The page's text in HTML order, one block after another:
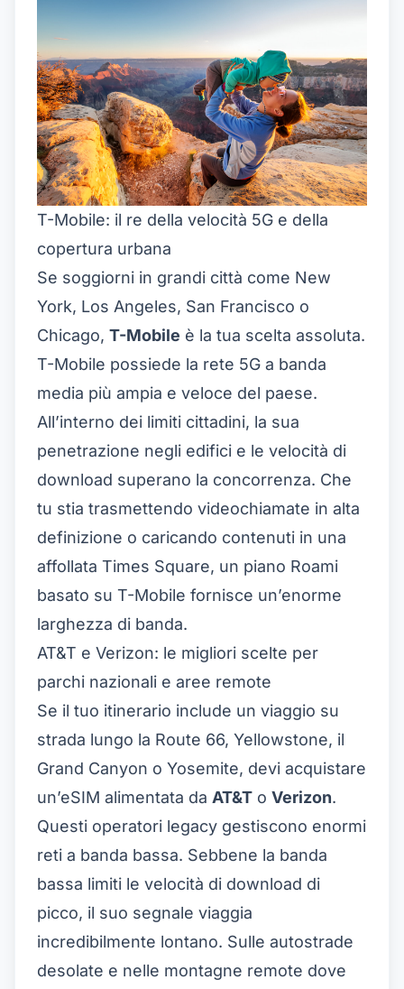
T-Mobile: il re della velocità 5G e della
copertura urbana
Se soggiorni in grandi città come New
York, Los Angeles, San Francisco o
Chicago, T-Mobile è la tua scelta assoluta.
T-Mobile possiede la rete 5G a banda
media più ampia e veloce del paese.
All’interno dei limiti cittadini, la sua
penetrazione negli edifici e le velocità di
download superano la concorrenza. Che
tu stia trasmettendo videochiamate in alta
definizione o caricando contenuti in una
affollata Times Square, un piano Roami
basato su T-Mobile fornisce un’enorme
larghezza di banda.
AT&T e Verizon: le migliori scelte per
parchi nazionali e aree remote
Se il tuo itinerario include un viaggio su
strada lungo la Route 66, Yellowstone, il
Grand Canyon o Yosemite, devi acquistare
un’eSIM alimentata da AT&T o Verizon.
Questi operatori legacy gestiscono enormi
reti a banda bassa. Sebbene la banda
bassa limiti le velocità di download di
picco, il suo segnale viaggia
incredibilmente lontano. Sulle autostrade
desolate e nelle montagne remote dove